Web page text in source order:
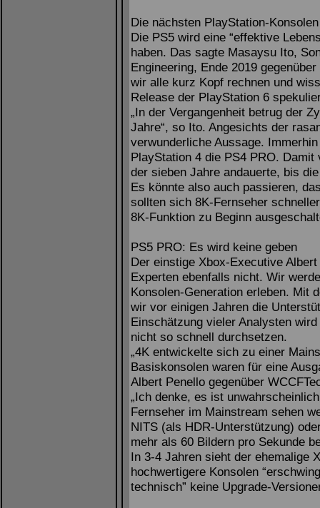
Die nächsten PlayStation-
Die PS5 wird eine “effektive
haben. Das sagte Masaysu Ito,
Engineering, Ende 2019
wir alle kurz Kopf rechnen und
Release der PlayStation 6
„In der Vergangenheit betrug der
Jahre“, so Ito. Angesichts der
verwunderliche Aussage.
PlayStation 4 die PS4 PRO.
der sieben Jahre andauerte, bis
Es könnte also auch passieren,
sollten sich 8K-Fernseher
8K-Funktion zu Beginn
PS5 PRO: Es wird keine geben
Der einstige Xbox-Executive
Experten ebenfalls nicht. Wir
Konsolen-Generation erleben. Mit
wir vor einigen Jahren die
Einschätzung vieler Analysten
nicht so schnell durchsetzen.
„4K entwickelte sich zu einer
Basiskonsolen waren für eine
Albert Penello gegenüber
„Ich denke, es ist
Fernseher im Mainstream sehen
NITS (als HDR-Unterstützung)
mehr als 60 Bildern pro Sekunde
In 3-4 Jahren sieht der ehemalige
hochwertigere Konsolen
technisch” keine Upgrade-